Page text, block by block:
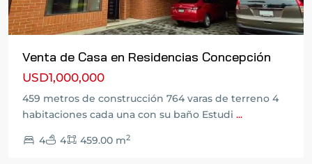
Venta de Casa en Residencias Concepción
USD1,000,000
459 metros de construcción 764 varas de terreno 4
habitaciones cada una con su baño Estudi ...
4 4 459.00 m2